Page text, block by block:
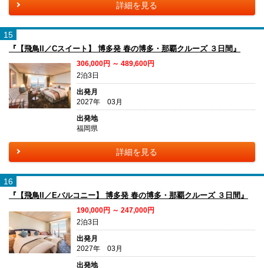
詳細を見る
15
『【飛鳥II／Cスイート】 博多発 春の博多・那覇クルーズ ３日間』
306,000円 ～ 489,600円
2泊3日
出発月
2027年 03月
出発地
福岡県
詳細を見る
16
『【飛鳥II／Eバルコニー】 博多発 春の博多・那覇クルーズ ３日間』
190,000円 ～ 247,000円
2泊3日
出発月
2027年 03月
出発地